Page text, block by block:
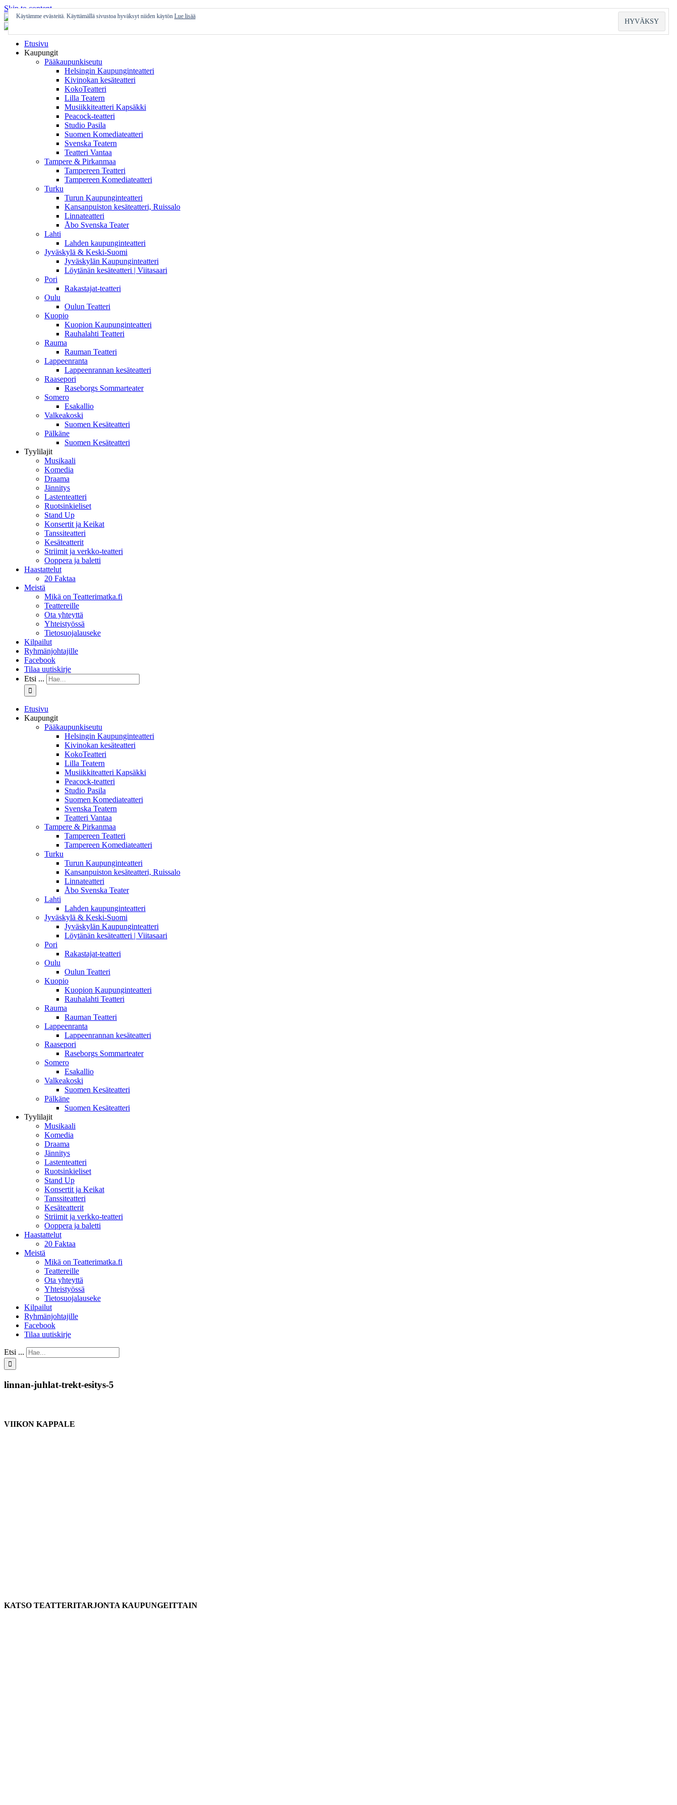
Skip to content
Etusivu
Kaupungit
Pääkaupunkiseutu
Helsingin Kaupunginteatteri
Kivinokan kesäteatteri
KokoTeatteri
Lilla Teatern
Musiikkiteatteri Kapsäkki
Peacock-teatteri
Studio Pasila
Suomen Komediateatteri
Svenska Teatern
Teatteri Vantaa
Tampere & Pirkanmaa
Tampereen Teatteri
Tampereen Komediateatteri
Turku
Turun Kaupunginteatteri
Kansanpuiston kesäteatteri, Ruissalo
Linnateatteri
Åbo Svenska Teater
Lahti
Lahden kaupunginteatteri
Jyväskylä & Keski-Suomi
Jyväskylän Kaupunginteatteri
Löytänän kesäteatteri | Viitasaari
Pori
Rakastajat-teatteri
Oulu
Oulun Teatteri
Kuopio
Kuopion Kaupunginteatteri
Rauhalahti Teatteri
Rauma
Rauman Teatteri
Lappeenranta
Lappeenrannan kesäteatteri
Raasepori
Raseborgs Sommarteater
Somero
Esakallio
Valkeakoski
Suomen Kesäteatteri
Pälkäne
Suomen Kesäteatteri
Tyylilajit
Musikaali
Komedia
Draama
Jännitys
Lastenteatteri
Ruotsinkieliset
Stand Up
Konsertit ja Keikat
Tanssiteatteri
Kesäteatterit
Striimit ja verkko-teatteri
Ooppera ja baletti
Haastattelut
20 Faktaa
Meistä
Mikä on Teatterimatka.fi
Teattereille
Ota yhteyttä
Yhteistyössä
Tietosuojalauseke
Kilpailut
Ryhmänjohtajille
Facebook
Tilaa uutiskirje
Etsi ...
Etusivu
Kaupungit
Pääkaupunkiseutu
Helsingin Kaupunginteatteri
Kivinokan kesäteatteri
KokoTeatteri
Lilla Teatern
Musiikkiteatteri Kapsäkki
Peacock-teatteri
Studio Pasila
Suomen Komediateatteri
Svenska Teatern
Teatteri Vantaa
Tampere & Pirkanmaa
Tampereen Teatteri
Tampereen Komediateatteri
Turku
Turun Kaupunginteatteri
Kansanpuiston kesäteatteri, Ruissalo
Linnateatteri
Åbo Svenska Teater
Lahti
Lahden kaupunginteatteri
Jyväskylä & Keski-Suomi
Jyväskylän Kaupunginteatteri
Löytänän kesäteatteri | Viitasaari
Pori
Rakastajat-teatteri
Oulu
Oulun Teatteri
Kuopio
Kuopion Kaupunginteatteri
Rauhalahti Teatteri
Rauma
Rauman Teatteri
Lappeenranta
Lappeenrannan kesäteatteri
Raasepori
Raseborgs Sommarteater
Somero
Esakallio
Valkeakoski
Suomen Kesäteatteri
Pälkäne
Suomen Kesäteatteri
Tyylilajit
Musikaali
Komedia
Draama
Jännitys
Lastenteatteri
Ruotsinkieliset
Stand Up
Konsertit ja Keikat
Tanssiteatteri
Kesäteatterit
Striimit ja verkko-teatteri
Ooppera ja baletti
Haastattelut
20 Faktaa
Meistä
Mikä on Teatterimatka.fi
Teattereille
Ota yhteyttä
Yhteistyössä
Tietosuojalauseke
Kilpailut
Ryhmänjohtajille
Facebook
Tilaa uutiskirje
Etsi ...
linnan-juhlat-trekt-esitys-5
VIIKON KAPPALE
KATSO TEATTERITARJONTA KAUPUNGEITTAIN
Käytämme evästeitä. Käyttämällä sivustoa hyväksyt niiden käytön Lue lisää